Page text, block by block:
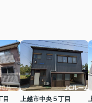
目
上越市中央５丁目